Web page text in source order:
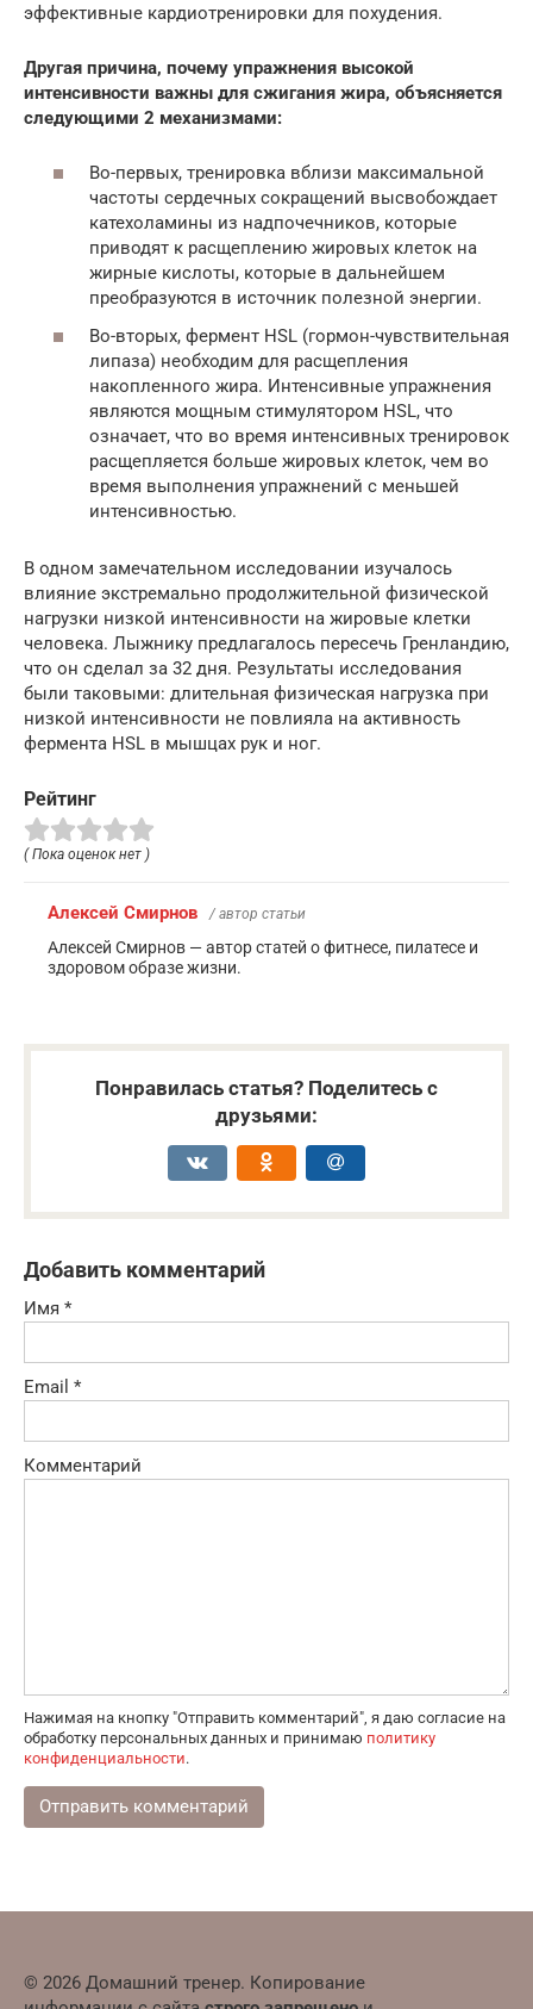
эффективные кардиотренировки для похудения.
Другая причина, почему упражнения высокой
интенсивности важны для сжигания жира, объясняется
следующими 2 механизмами:
Во-первых, тренировка вблизи максимальной
частоты сердечных сокращений высвобождает
катехоламины из надпочечников, которые
приводят к расщеплению жировых клеток на
жирные кислоты, которые в дальнейшем
преобразуются в источник полезной энергии.
Во-вторых, фермент HSL (гормон-чувствительная
липаза) необходим для расщепления
накопленного жира. Интенсивные упражнения
являются мощным стимулятором HSL, что
означает, что во время интенсивных тренировок
расщепляется больше жировых клеток, чем во
время выполнения упражнений с меньшей
интенсивностью.
В одном замечательном исследовании изучалось
влияние экстремально продолжительной физической
нагрузки низкой интенсивности на жировые клетки
человека. Лыжнику предлагалось пересечь Гренландию,
что он сделал за 32 дня. Результаты исследования
были таковыми: длительная физическая нагрузка при
низкой интенсивности не повлияла на активность
фермента HSL в мышцах рук и ног.
Рейтинг
( Пока оценок нет )
Алексей Смирнов / автор статьи
Алексей Смирнов — автор статей о фитнесе, пилатесе и
здоровом образе жизни.
Понравилась статья? Поделитесь с
друзьями:
Добавить комментарий
Имя *
Email *
Комментарий
Нажимая на кнопку "Отправить комментарий", я даю согласие на
обработку персональных данных и принимаю политику
конфиденциальности.
© 2026 Домашний тренер. Копирование